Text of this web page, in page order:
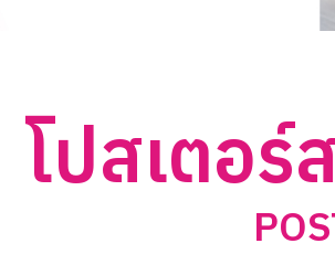
โปสเตอ